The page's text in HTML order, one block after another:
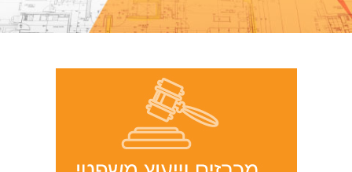
ופועלת לצד לקוחותיה